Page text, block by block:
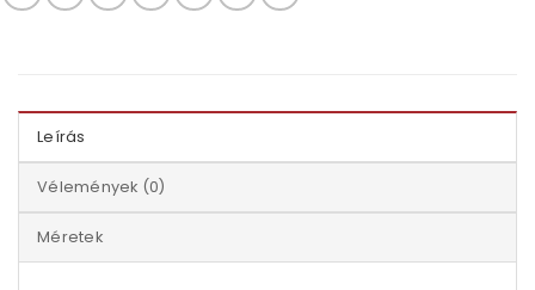
Leírás
Vélemények (0)
Méretek